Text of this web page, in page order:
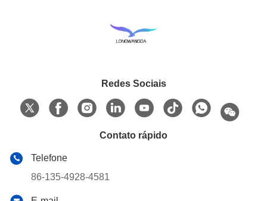
Redes Sociais
Contato rápido
Telefone
86-135-4928-4581